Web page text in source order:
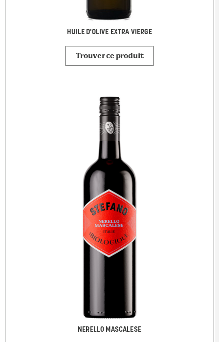
HUILE D'OLIVE EXTRA VIERGE
Trouver ce produit
NERELLO MASCALESE